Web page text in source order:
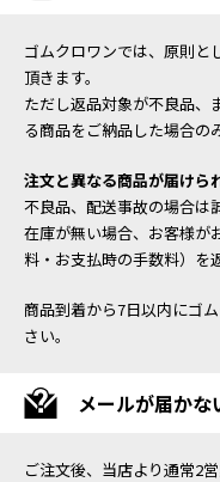
ゴムクロワンでは、原則と
頂きます。
ただし返品対象が不良品、
る商品をご納品した場合の
注文と異なる商品が届けら
不良品、配送事故の場合は
在庫が無い場合、お客様が
料・お支払時の手数料）を
商品到着から7日以内にゴ
さい。
メールが届かな
ご注文後、当店より通常2